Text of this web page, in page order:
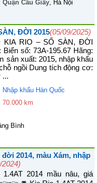
Quận Cầu Giấy, Hà Nội
ĐỜI 2015(05/09/2025)
KIA RIO – SỐ SÀN, ĐỜI
số: 73A-195.67 Hãng:
sản xuất: 2015, nhập khẩu
ngồi Dung tích động cơ:
...
Nhập khẩu Hàn Quốc
70.000 km
Bình
2014, màu Xám, nhập
2024)
2014 mầu nâu, giá